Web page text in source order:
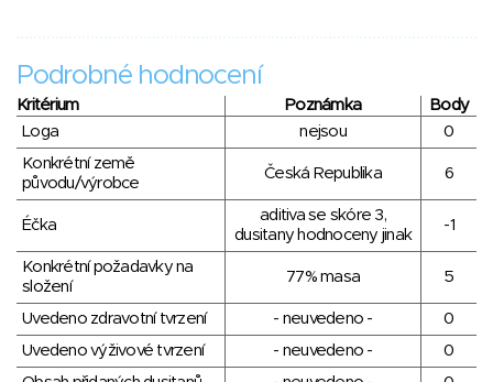
Podrobné hodnocení
Kritérium Poznámka
Body
Loga
nejsou
0
Konkrétní země
původu/výrobce
Česká Republika 6
Éčka
aditiva se skóre 3,
dusitany hodnoceny jinak
-1
Konkrétní požadavky na
složení
77% masa 5
Uvedeno zdravotní tvrzení - neuvedeno -
0
Uvedeno výživové tvrzení
- neuvedeno -
0